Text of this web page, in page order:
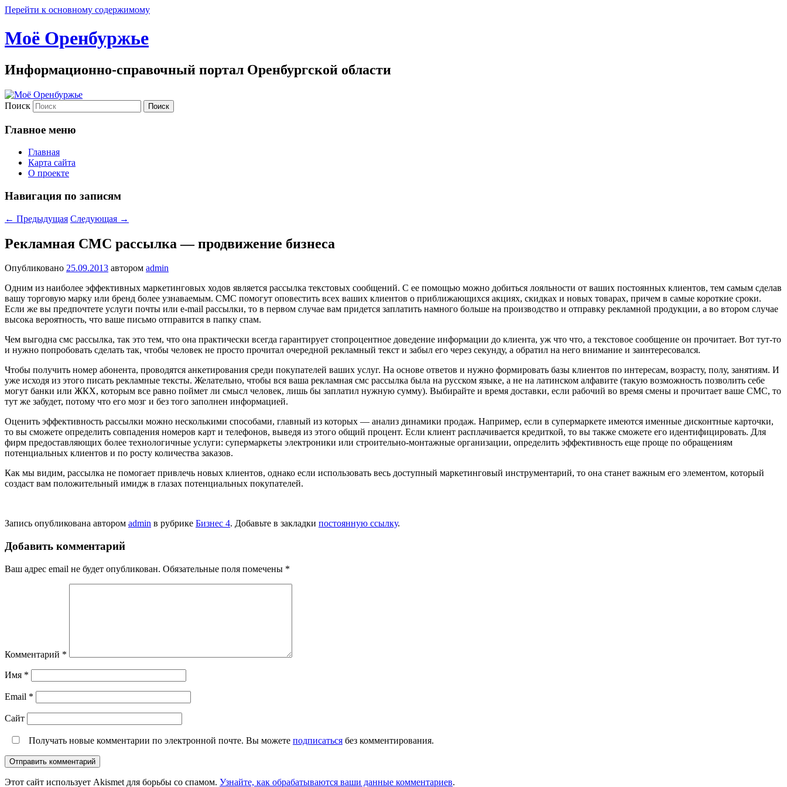
Перейти к основному содержимому
Моё Оренбуржье
Информационно-справочный портал Оренбургской области
Поиск
Главное меню
Главная
Карта сайта
О проекте
Навигация по записям
← Предыдущая Следующая →
Рекламная СМС рассылка — продвижение бизнеса
Опубликовано 25.09.2013 автором admin
Одним из наиболее эффективных маркетинговых ходов является рассылка текстовых сообщений. С ее помощью можно добиться лояльности от ваших постоянных клиентов, тем самым сделав
вашу торговую марку или бренд более узнаваемым. СМС помогут оповестить всех ваших клиентов о приближающихся акциях, скидках и новых товарах, причем в самые короткие сроки.
Если же вы предпочтете услуги почты или e-mail рассылки, то в первом случае вам придется заплатить намного больше на производство и отправку рекламной продукции, а во втором случае
высока вероятность, что ваше письмо отправится в папку спам.
Чем выгодна смс рассылка, так это тем, что она практически всегда гарантирует стопроцентное доведение информации до клиента, уж что что, а текстовое сообщение он прочитает. Вот тут-то
и нужно попробовать сделать так, чтобы человек не просто прочитал очередной рекламный текст и забыл его через секунду, а обратил на него внимание и заинтересовался.
Чтобы получить номер абонента, проводятся анкетирования среди покупателей ваших услуг. На основе ответов и нужно формировать базы клиентов по интересам, возрасту, полу, занятиям. И
уже исходя из этого писать рекламные тексты. Желательно, чтобы вся ваша рекламная смс рассылка была на русском языке, а не на латинском алфавите (такую возможность позволить себе
могут банки или ЖКХ, которым все равно поймет ли смысл человек, лишь бы заплатил нужную сумму). Выбирайте и время доставки, если рабочий во время смены и прочитает ваше СМС, то
тут же забудет, потому что его мозг и без того заполнен информацией.
Оценить эффективность рассылки можно несколькими способами, главный из которых — анализ динамики продаж. Например, если в супермаркете имеются именные дисконтные карточки,
то вы сможете определить совпадения номеров карт и телефонов, выведя из этого общий процент. Если клиент расплачивается кредиткой, то вы также сможете его идентифицировать. Для
фирм предоставляющих более технологичные услуги: супермаркеты электроники или строительно-монтажные организации, определить эффективность еще проще по обращениям
потенциальных клиентов и по росту количества заказов.
Как мы видим, рассылка не помогает привлечь новых клиентов, однако если использовать весь доступный маркетинговый инструментарий, то она станет важным его элементом, который
создаст вам положительный имидж в глазах потенциальных покупателей.
Запись опубликована автором admin в рубрике Бизнес 4. Добавьте в закладки постоянную ссылку.
Добавить комментарий
Ваш адрес email не будет опубликован. Обязательные поля помечены *
Комментарий *
Имя *
Email *
Сайт
Получать новые комментарии по электронной почте. Вы можете подписаться без комментирования.
Этот сайт использует Akismet для борьбы со спамом. Узнайте, как обрабатываются ваши данные комментариев.